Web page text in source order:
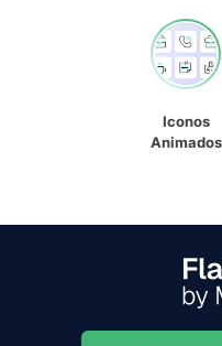
Iconos
Animados